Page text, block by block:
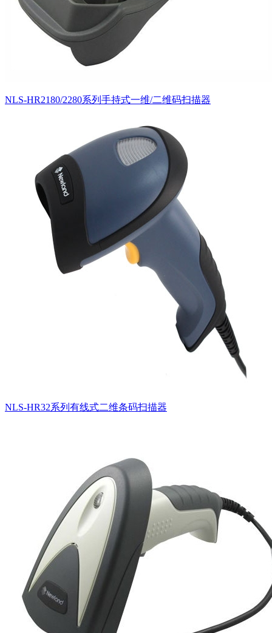
NLS-HR2180/2280系列手持式一维/二维码扫描器
NLS-HR32系列有线式二维条码扫描器